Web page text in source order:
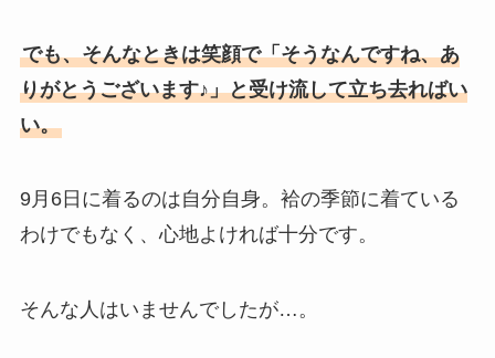
でも、そんなときは笑顔で「そうなんですね、あ
りがとうございます♪」と受け流して立ち去ればい
い。
9月6日に着るのは自分自身。袷の季節に着ている
わけでもなく、心地よければ十分です。
そんな人はいませんでしたが…。